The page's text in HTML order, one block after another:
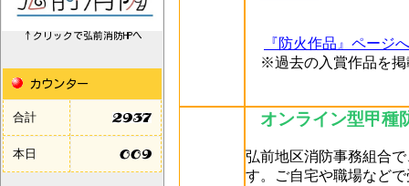
↑クリックで弘前消防HPへ
カウンター
合計
本日
『防火作品』ページ
※過去の入賞作品を掲
オンライン型甲種
弘前地区消防事務組合
す。ご自宅や職場など